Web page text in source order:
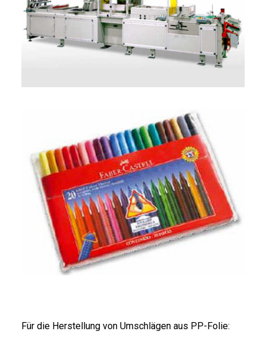
ENGLISH
Für die Herstellung von Umschlägen aus PP-Folie: